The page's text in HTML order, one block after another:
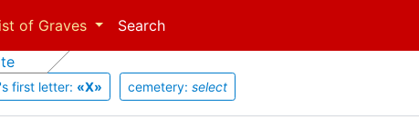
of Graves Search
first letter: «Х» cemetery: select